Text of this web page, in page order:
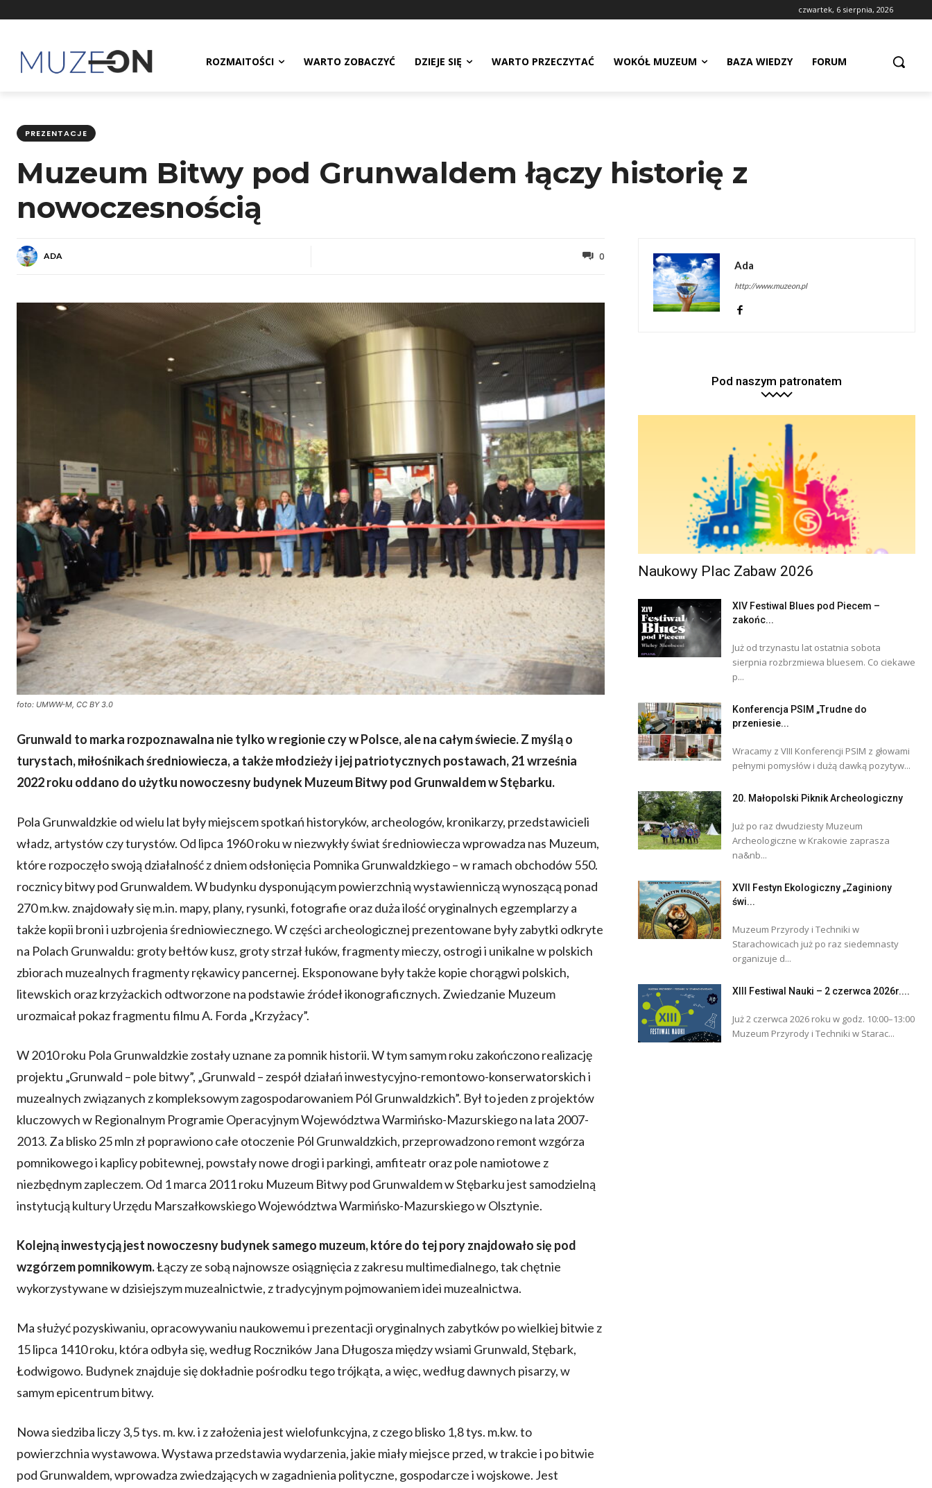
czwartek, 6 sierpnia, 2026
ROZMAITOŚCI WARTO ZOBACZYĆ DZIEJE SIĘ WARTO PRZECZYTAĆ WOKÓŁ MUZEUM BAZA WIEDZY FORUM
PREZENTACJE
Muzeum Bitwy pod Grunwaldem łączy historię z
nowoczesnością
ADA 0
foto: UMWW-M, CC BY 3.0
Grunwald to marka rozpoznawalna nie tylko w regionie czy w Polsce, ale na całym świecie. Z myślą o
turystach, miłośnikach średniowiecza, a także młodzieży i jej patriotycznych postawach, 21 września
2022 roku oddano do użytku nowoczesny budynek Muzeum Bitwy pod Grunwaldem w Stębarku.
Pola Grunwaldzkie od wielu lat były miejscem spotkań historyków, archeologów, kronikarzy, przedstawicieli
władz, artystów czy turystów. Od lipca 1960 roku w niezwykły świat średniowiecza wprowadza nas Muzeum,
które rozpoczęło swoją działalność z dniem odsłonięcia Pomnika Grunwaldzkiego – w ramach obchodów 550.
rocznicy bitwy pod Grunwaldem. W budynku dysponującym powierzchnią wystawienniczą wynoszącą ponad
270 m.kw. znajdowały się m.in. mapy, plany, rysunki, fotografie oraz duża ilość oryginalnych egzemplarzy a
także kopii broni i uzbrojenia średniowiecznego. W części archeologicznej prezentowane były zabytki odkryte
na Polach Grunwaldu: groty bełtów kusz, groty strzał łuków, fragmenty mieczy, ostrogi i unikalne w polskich
zbiorach muzealnych fragmenty rękawicy pancernej. Eksponowane były także kopie chorągwi polskich,
litewskich oraz krzyżackich odtworzone na podstawie źródeł ikonograficznych. Zwiedzanie Muzeum
urozmaicał pokaz fragmentu filmu A. Forda „Krzyżacy”.
W 2010 roku Pola Grunwaldzkie zostały uznane za pomnik historii. W tym samym roku zakończono realizację
projektu „Grunwald – pole bitwy”, „Grunwald – zespół działań inwestycyjno-remontowo-konserwatorskich i
muzealnych związanych z kompleksowym zagospodarowaniem Pól Grunwaldzkich”. Był to jeden z projektów
kluczowych w Regionalnym Programie Operacyjnym Województwa Warmińsko-Mazurskiego na lata 2007-
2013. Za blisko 25 mln zł poprawiono całe otoczenie Pól Grunwaldzkich, przeprowadzono remont wzgórza
pomnikowego i kaplicy pobitewnej, powstały nowe drogi i parkingi, amfiteatr oraz pole namiotowe z
niezbędnym zapleczem. Od 1 marca 2011 roku Muzeum Bitwy pod Grunwaldem w Stębarku jest samodzielną
instytucją kultury Urzędu Marszałkowskiego Województwa Warmińsko-Mazurskiego w Olsztynie.
Kolejną inwestycją jest nowoczesny budynek samego muzeum, które do tej pory znajdowało się pod
wzgórzem pomnikowym.Łączy ze sobą najnowsze osiągnięcia z zakresu multimedialnego, tak chętnie
wykorzystywane w dzisiejszym muzealnictwie, z tradycyjnym pojmowaniem idei muzealnictwa.
Ma służyć pozyskiwaniu, opracowywaniu naukowemu i prezentacji oryginalnych zabytków po wielkiej bitwie z
15 lipca 1410 roku, która odbyła się, według Roczników Jana Długosza między wsiami Grunwald, Stębark,
Łodwigowo. Budynek znajduje się dokładnie pośrodku tego trójkąta, a więc, według dawnych pisarzy, w
samym epicentrum bitwy.
Nowa siedziba liczy 3,5 tys. m. kw. i z założenia jest wielofunkcyjna, z czego blisko 1,8 tys. m.kw. to
powierzchnia wystawowa. Wystawa przedstawia wydarzenia, jakie miały miejsce przed, w trakcie i po bitwie
pod Grunwaldem, wprowadza zwiedzających w zagadnienia polityczne, gospodarcze i wojskowe. Jest
Ada
http://www.muzeon.pl
Pod naszym patronatem
Naukowy Plac Zabaw 2026
XIV Festiwal Blues pod Piecem –
zakońc...
Już od trzynastu lat ostatnia sobota
sierpnia rozbrzmiewa bluesem. Co ciekawe
p...
Konferencja PSIM „Trudne do
przeniesie...
Wracamy z VIII Konferencji PSIM z głowami
pełnymi pomysłów i dużą dawką pozytyw...
20. Małopolski Piknik Archeologiczny
Już po raz dwudziesty Muzeum
Archeologiczne w Krakowie zaprasza
na&nb...
XVII Festyn Ekologiczny „Zaginiony
świ...
Muzeum Przyrody i Techniki w
Starachowicach już po raz siedemnasty
organizuje d...
XIII Festiwal Nauki – 2 czerwca 2026r....
Już 2 czerwca 2026 roku w godz. 10:00–13:00
Muzeum Przyrody i Techniki w Starac...